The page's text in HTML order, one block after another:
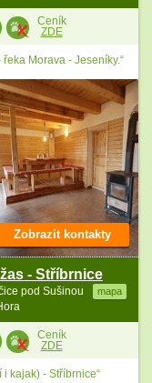
Ceník
ZDE
Morava - Jeseníky.“
- Stříbrnice
pod Sušinou mapa
Zobrazit kontakty
Ceník
ZDE
kajak) - Stříbrnice“